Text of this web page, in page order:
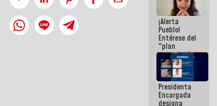
planes de
recuperación
del Sistema
Eléctrico
Nacional
¡Alerta
Pueblo!
Entérese del
"plan
enjambre"
de La Sayo
para
sabotear el
diálogo y
promover el
Presidenta
Encargada
designa